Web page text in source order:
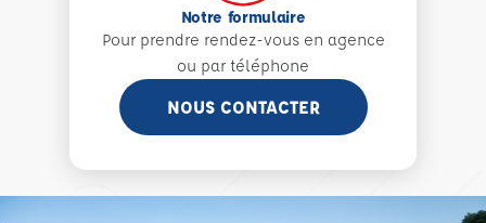
Notre formulaire
Pour prendre rendez-vous en agence
ou par téléphone
NOUS CONTACTER